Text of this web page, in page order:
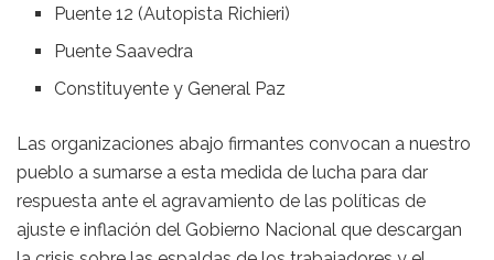
Puente 12 (Autopista Richieri)
Puente Saavedra
Constituyente y General Paz
Las organizaciones abajo firmantes convocan a nuestro
pueblo a sumarse a esta medida de lucha para dar
respuesta ante el agravamiento de las políticas de
ajuste e inflación del Gobierno Nacional que descargan